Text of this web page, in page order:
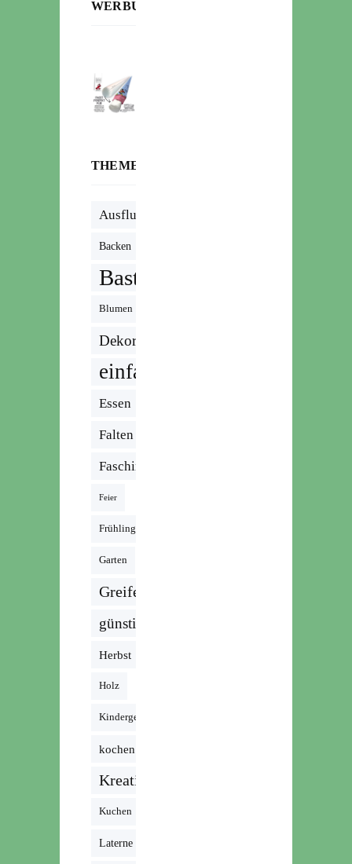
WERBUNG:
THEMENWOLKE
Ausflug
Backen
Basteln
Blumen
Dekoration
einfach
Essen
Falten
Fasching
Feier
Frühling
Garten
Greifen
günstig
Herbst
Holz
Kindergeburtstag
kochen
Kreativ
Kuchen
Laterne